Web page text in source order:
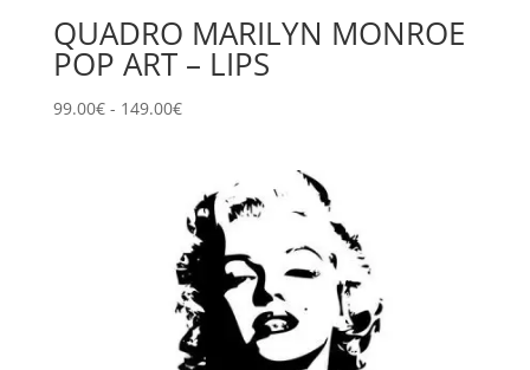
QUADRO MARILYN MONROE
POP ART – LIPS
99.00€ - 149.00€Fascia
99.00€
149.00€